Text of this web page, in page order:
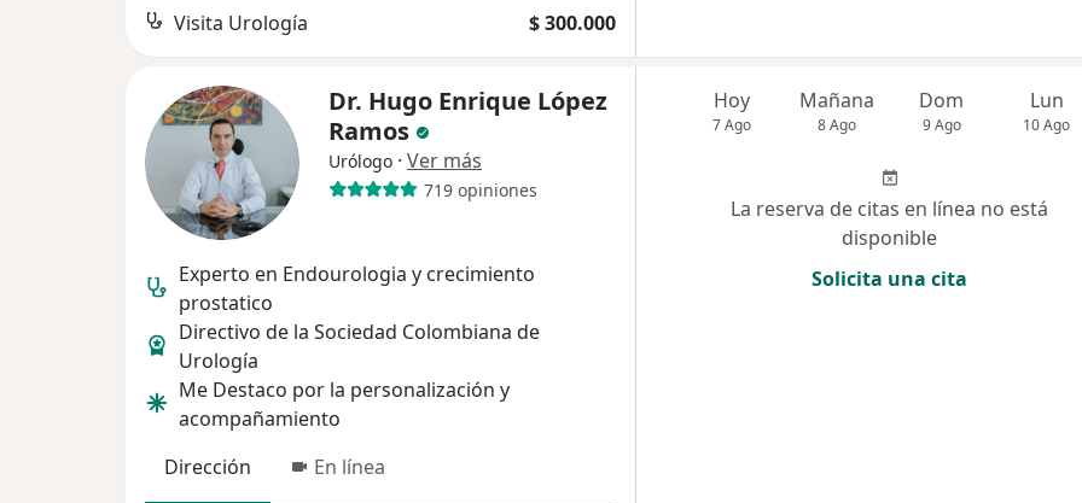
Visita Urología $ 300.000
Dr. Hugo Enrique López
Ramos
Urólogo · Ver más
719 opiniones
Experto en Endourologia y crecimiento
prostatico
Directivo de la Sociedad Colombiana de
Urología
Me Destaco por la personalización y
acompañamiento
Dirección
En línea
Hoy
7 Ago
Mañana
8 Ago
Dom
9 Ago
Lun
10 Ago
La reserva de citas en línea no está
disponible
Solicita una cita